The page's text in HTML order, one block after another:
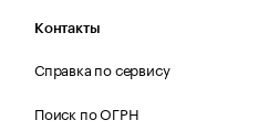
Контакты
Справка по сервису
Поиск по ОГРН